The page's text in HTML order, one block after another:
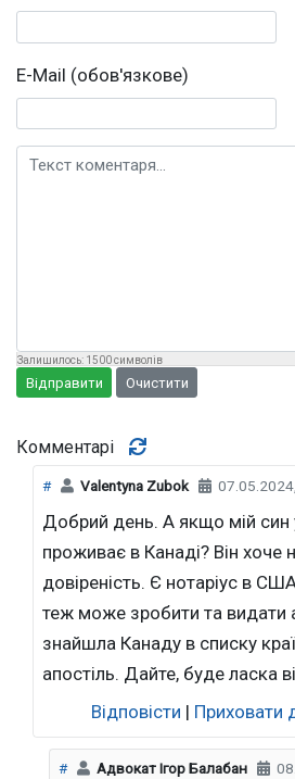
E-Mail (обов'язкове)
Текст коментаря
Залишилось: 1500символів
Відправити Очистити
Комментарі
# Valentyna Zubok
Добрий день. А якщо мій син
проживає в Канаді? Він хоче
довіреність. Є нотаріус в
теж може зробити та видати
знайшла Канаду в списку
апостіль. Дайте, буде ласка
Відповісти | Приховати
# Адвокат Ігор Балабан